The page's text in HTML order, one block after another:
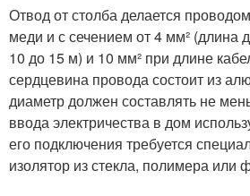
Отвод от столба делается
меди и с сечением от 4 мм² (длина
10 до 15 м) и 10 мм² при длине
сердцевина провода состоит из
диаметр должен составлять не
ввода электричества в дом
его подключения требуется
изолятор из стекла, полимера или